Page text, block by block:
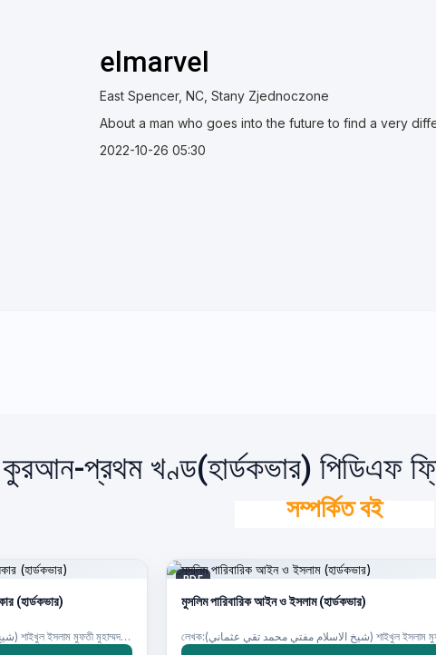
elmarvel
East Spencer, NC, Stany Zjednoczone
About a man who goes into the future to find a very
2022-10-26 05:30
কুরআন-প্রথম খণ্ড(হার্ডকভার) পিডিএফ
সম্পর্কিত বই
(হার্ডকভার)
লেখক:(شيخ الاسلام مفتي محمد تقي عثماني) শাইখুল ইসলাম মুফতী মুহাম্মদ তাকী উসমানী
PDF
মুসলিম পারিবারিক আইন ও ইসলাম (হার্ডকভার)